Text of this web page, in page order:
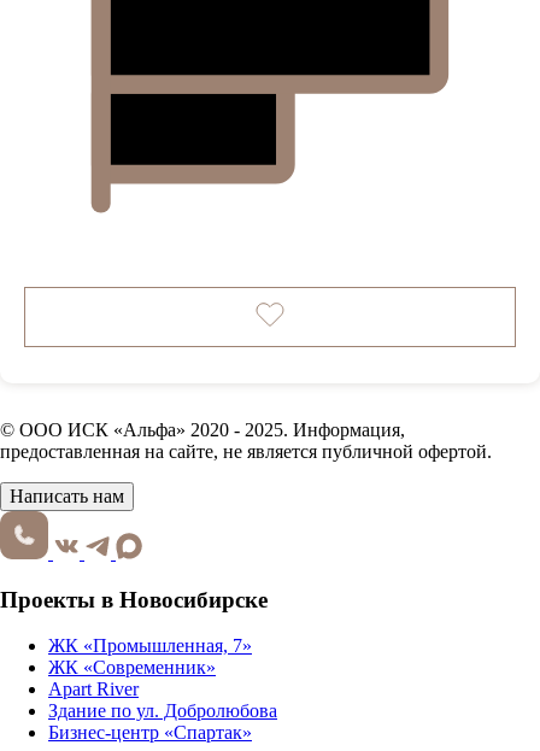
© ООО ИСК «Альфа» 2020 - 2025. Информация,
предоставленная на сайте, не является публичной офертой.
Написать нам
Проекты в Новосибирске
ЖК «Промышленная, 7»
ЖК «Современник»
Apart River
Здание по ул. Добролюбова
Бизнес-центр «Спартак»